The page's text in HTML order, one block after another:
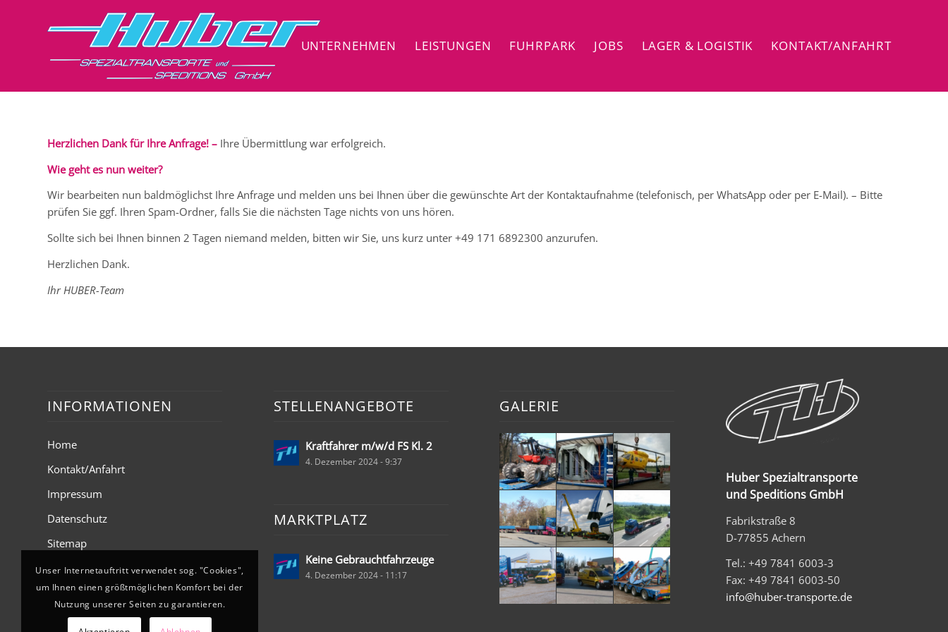
UNTERNEHMEN LEISTUNGEN FUHRPARK JOBS LAGER & LOGISTIK KONTAKT/ANFAHRT
Herzlichen Dank für Ihre Anfrage! – Ihre Übermittlung war erfolgreich.
Wie geht es nun weiter?
Wir bearbeiten nun baldmöglichst Ihre Anfrage und melden uns bei Ihnen über die gewünschte Art der Kontaktaufnahme (telefonisch, per WhatsApp oder per E-Mail). – Bitte
prüfen Sie ggf. Ihren Spam-Ordner, falls Sie die nächsten Tage nichts von uns hören.
Sollte sich bei Ihnen binnen 2 Tagen niemand melden, bitten wir Sie, uns kurz unter +49 171 6892300 anzurufen.
Herzlichen Dank.
Ihr HUBER-Team
INFORMATIONEN
Home
Kontakt/Anfahrt
Impressum
Datenschutz
Sitemap
STELLENANGEBOTE
Kraftfahrer m/w/d FS Kl. 2
4. Dezember 2024 - 9:37
MARKTPLATZ
Keine Gebrauchtfahrzeuge
4. Dezember 2024 - 11:17
GALERIE
Huber Spezialtransporte
und Speditions GmbH
Fabrikstraße 8
D-77855 Achern
Tel.: +49 7841 6003-3
Fax: +49 7841 6003-50
info@huber-transporte.de
Unser Internetauftritt verwendet sog. "Cookies",
um Ihnen einen größtmöglichen Komfort bei der
Nutzung unserer Seiten zu garantieren.